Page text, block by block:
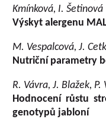
Kmínková, I. Šetinová
Výskyt alergenu
M. Vespalcová, J.
Nutriční parametry
R. Vávra, J. Blažek, P.
Hodnocení růstu
genotypů jabloní